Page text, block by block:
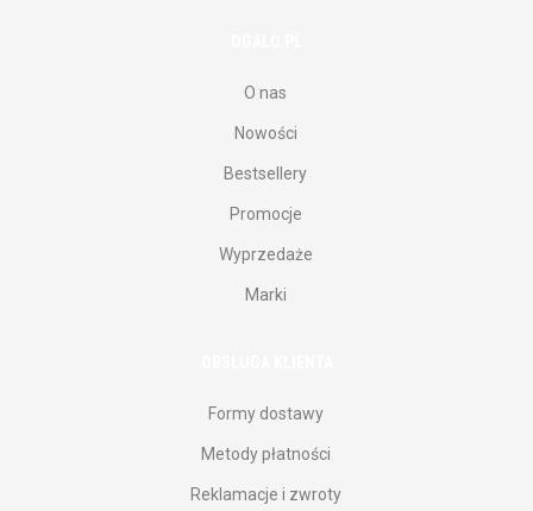
O nas
Nowości
Bestsellery
Promocje
Wyprzedaże
Marki
Formy dostawy
Metody płatności
Reklamacje i zwroty